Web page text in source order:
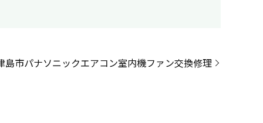
島市パナソニックエアコン室内機ファン交換修理